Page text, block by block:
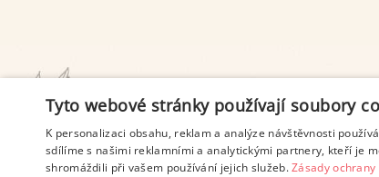
PODMÍNKY UŽITÍ
Tyto webové stránky používají soubory
K personalizaci obsahu, reklam a analýze návštěvnosti
sdílíme s našimi reklamními a analytickými partnery, kteří je
shromáždili při vašem používání jejich služeb.Zásady